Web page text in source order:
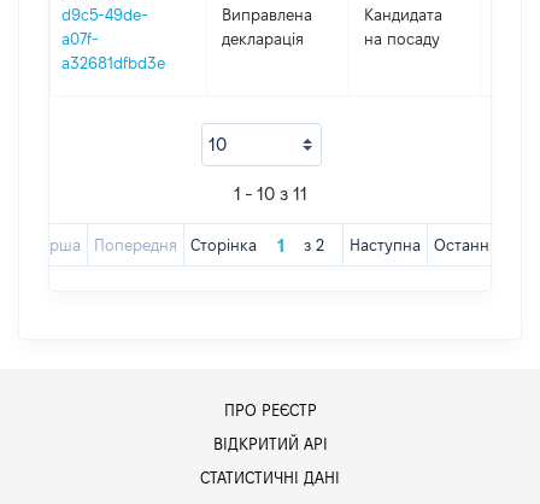
d9c5-49de-
a07f-
a32681dfbd3e
Виправлена
декларація
Кандидата
на посаду
1 - 10 з 11
Перша Попередня Сторінка з 2 Наступна Остання
ПРО РЕЄСТР
ВІДКРИТИЙ АРІ
СТАТИСТИЧНІ ДАНІ